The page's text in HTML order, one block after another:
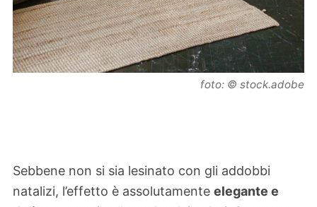
foto: © stock.adobe
Sebbene non si sia lesinato con gli addobbi
natalizi, l’effetto è assolutamente elegante e